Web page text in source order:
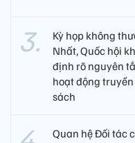
Kỳ họp không
Nhất, Quốc hội
định rõ nguyên
hoạt động
sách
Quan hệ Đối tác